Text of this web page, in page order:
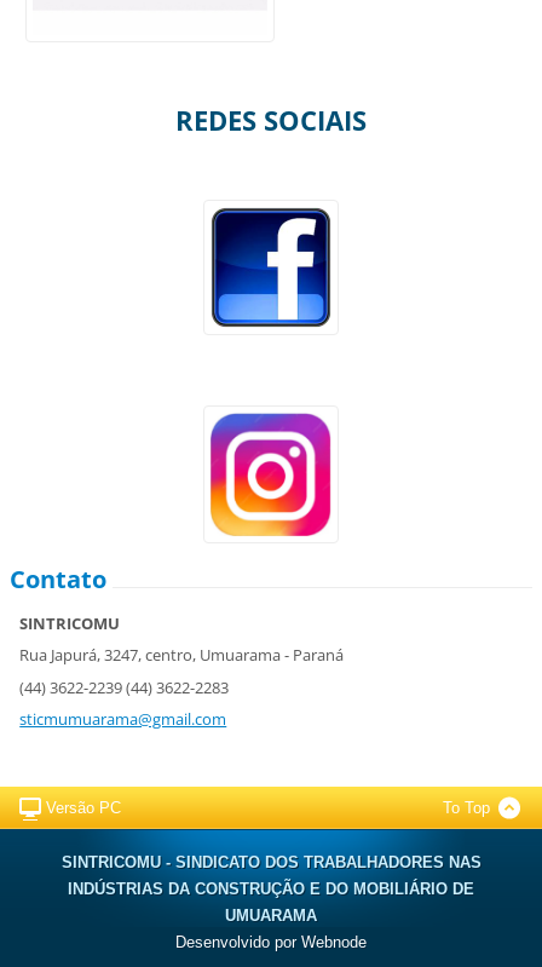
REDES SOCIAIS
Contato
SINTRICOMU
Rua Japurá, 3247, centro, Umuarama - Paraná
(44) 3622-2239 (44) 3622-2283
sticmumuarama@gmail.com
Versão PC To Top
SINTRICOMU - SINDICATO DOS TRABALHADORES NAS
INDÚSTRIAS DA CONSTRUÇÃO E DO MOBILIÁRIO DE
UMUARAMA
Desenvolvido por Webnode